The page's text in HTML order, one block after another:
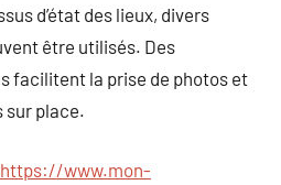
d’état des lieux, divers
être utilisés. Des
facilitent la prise de photos et
sur place.
https://www.mon-